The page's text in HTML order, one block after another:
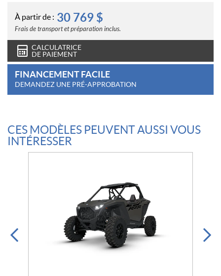
À partir de : 30 769 $
Frais de transport et préparation inclus.
CALCULATRICE
DE PAIEMENT
FINANCEMENT FACILE
DEMANDEZ UNE PRÉ-APPROBATION
CES MODÈLES PEUVENT AUSSI VOUS
INTÉRESSER